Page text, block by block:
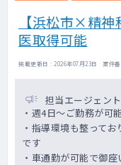
【浜松市×精
医取得可能
掲載更新日 : 2026年07月23日 案件
担当エージェン
・週4日～ご勤務が可
・指導環境も整って
です
・車通勤が可能で御座